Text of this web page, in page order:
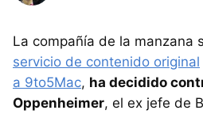
La compañía de la manzana
servicio de contenido original
a 9to5Mac, ha decidido
Oppenheimer, el ex jefe de